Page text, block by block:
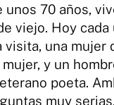
unos 70 años,
viejo. Hoy
visita, una mujer
y un
poeta.
muy serias.